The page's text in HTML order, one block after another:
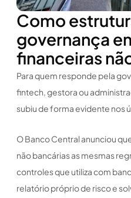
Como
governança
financeiras
Para quem responde pela
fintech, gestora ou
subiu de forma evidente nos
O Banco Central anunciou
não bancárias as mesmas
controles que utiliza com
relatório próprio de risco e